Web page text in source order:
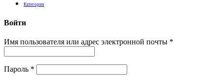
Категории
Войти
Имя пользователя или адрес электронной почты *
Пароль *